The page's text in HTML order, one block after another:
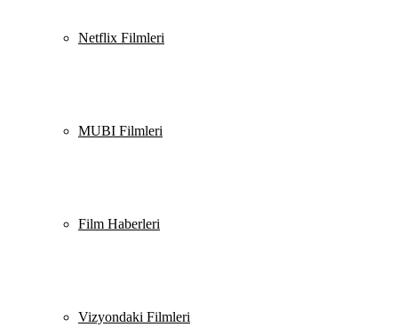
Netflix Filmleri
MUBI Filmleri
Film Haberleri
Vizyondaki Filmleri